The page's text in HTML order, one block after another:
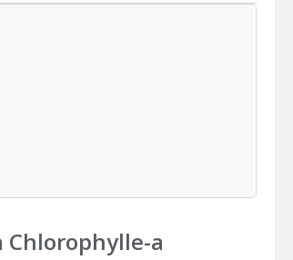
Chlorophylle-a